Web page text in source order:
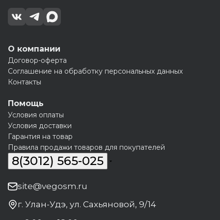
О компании
Договор-оферта
Соглашение на обработку персональных данных
Контакты
Помощь
Условия оплаты
Условия доставки
Гарантия на товар
Правила продажи товаров для покупателей
8(3012) 565-025
site@vegosm.ru
г. Улан-Удэ, ул. Сахьяновой, 9/14